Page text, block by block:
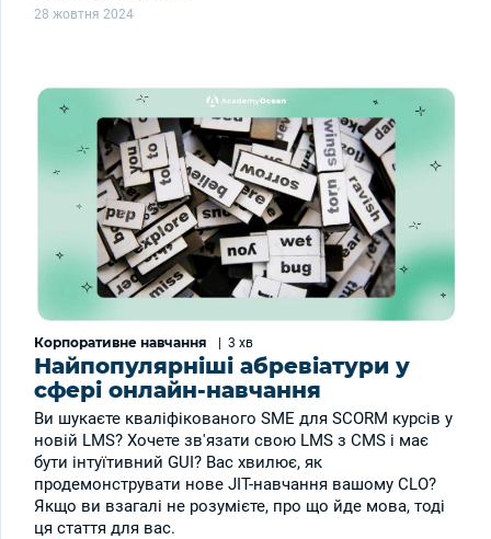
28 жовтня 2024
Корпоративне навчання | 3 хв
Найпопулярніші абревіатури у
сфері онлайн-навчання
Ви шукаєте кваліфікованого SME для SCORM курсів у
новій LMS? Хочете зв'язати свою LMS з CMS і має
бути інтуїтивний GUI? Вас хвилює, як
продемонструвати нове JIT-навчання вашому CLO?
Якщо ви взагалі не розумієте, про що йде мова, тоді
ця стаття для вас.